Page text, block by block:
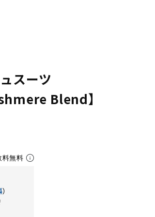
スーツ
Blend】
料無料
）